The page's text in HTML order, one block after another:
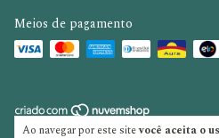
Ao navegar por este sitevocê aceita o
Meios de pagamento
Copyright boh ateliê - 32486669000121 -